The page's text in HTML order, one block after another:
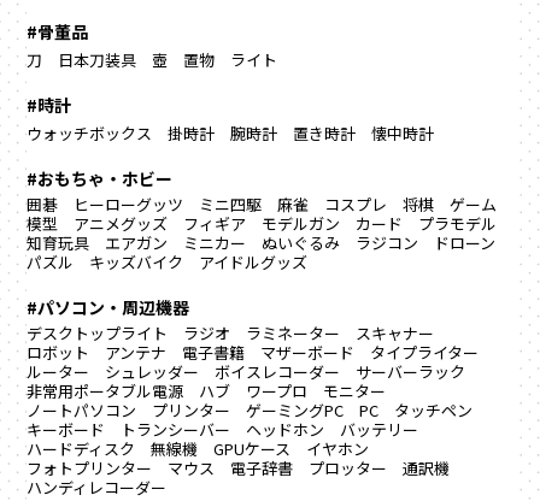
#骨董品
刀 日本刀装具 壺 置物 ライト
#時計
ウォッチボックス 掛時計 腕時計 置き時計 懐中時計
#おもちゃ・ホビー
囲碁 ヒーローグッツ ミニ四駆 麻雀 コスプレ 将棋
ゲーム
模型
アニメグッズ フィギア モデルガン カード
プラモデル
知育玩具
エアガン ミニカー ぬいぐるみ ラジコン
ドローン
パズル
キッズバイク アイドルグッズ
#パソコン・周辺機器
デスクトップライト ラジオ ラミネーター
スキャナー
ロボット
アンテナ 電子書籍 マザーボード
タイプライター
ルーター
シュレッダー ボイスレコーダー
サーバーラック
非常用ポータブル電源
ハブ ワープロ
モニター
ノートパソコン
プリンター ゲーミングPC PC
タッチペン
キーボード
トランシーバー ヘッドホン
バッテリー
ハードディスク
無線機 GPUケース
イヤホン
フォトプリンター
マウス 電子辞書 プロッター
通訳機
ハンディレコーダー